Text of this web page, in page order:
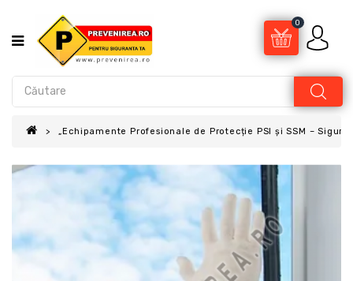
0
„Echipamente Profesionale de Protecție PSI și SSM –